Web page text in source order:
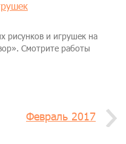
рисунков и игрушек на
Смотрите работы
Февраль 2017